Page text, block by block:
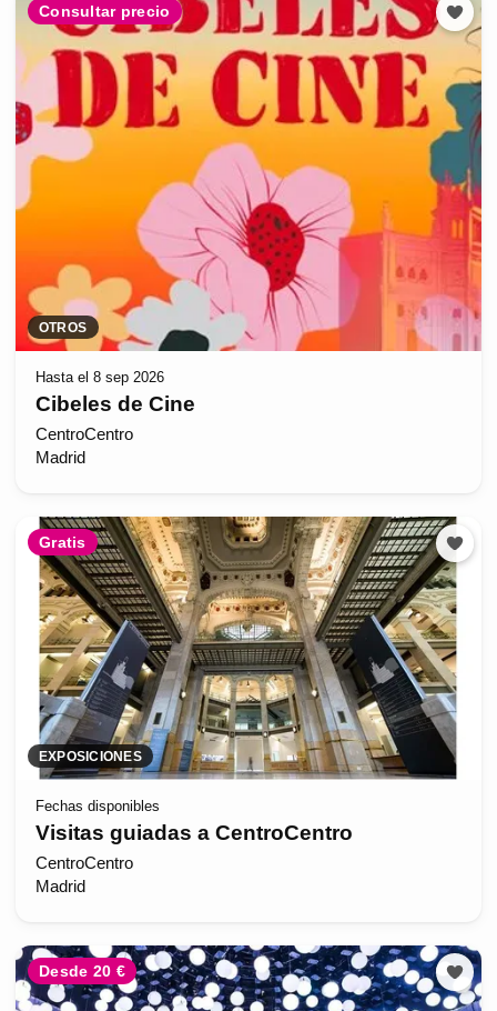
Consultar precio
OTROS
Hasta el 8 sep 2026
Cibeles de Cine
CentroCentro
Madrid
Gratis
EXPOSICIONES
Fechas disponibles
Visitas guiadas a CentroCentro
CentroCentro
Madrid
Desde 20 €